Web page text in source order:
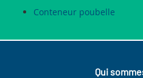
Conteneur poubelle
Qui